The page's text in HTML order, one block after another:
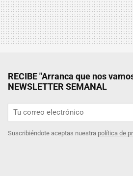
RECIBE "Arranca que nos
NEWSLETTER SEMANAL
Suscribiéndote aceptas nuestra política de